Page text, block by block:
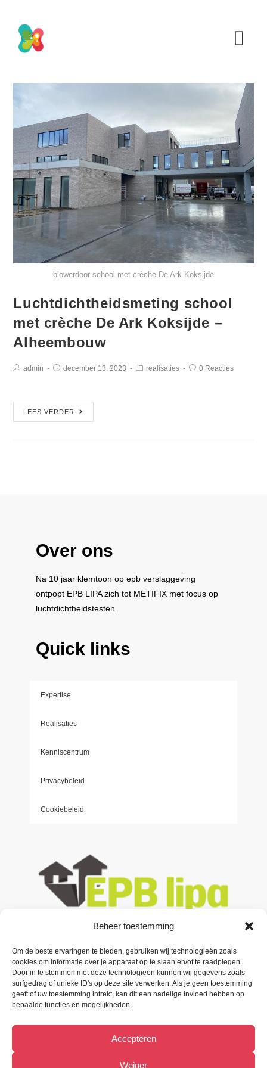
Beheer toestemming
Om de beste ervaringen te bieden, gebruiken wij technologieën zoals
cookies om informatie over je apparaat op te slaan en/of te raadplegen.
Door in te stemmen met deze technologieën kunnen wij gegevens zoals
surfgedrag of unieke ID's op deze site verwerken. Als je geen toestemming
geeft of uw toestemming intrekt, kan dit een nadelige invloed hebben op
bepaalde functies en mogelijkheden.
Accepteren
Weiger
blowerdoor school met crèche De Ark Koksijde
Luchtdichtheidsmeting school
met crèche De Ark Koksijde –
Alheembouw
admin december 13, 2023 realisaties 0 Reacties
LEES VERDER
Over ons
Na 10 jaar klemtoon op epb verslaggeving
ontpopt EPB LIPAzich tot METIFIX met focus op
luchtdichtheidstesten.
Quick links
Expertise
Realisaties
Kenniscentrum
Privacybeleid
Cookiebeleid
Contacteer ons
Oude Baan 3 B1,
9200 Oudegem (Dendermonde).
info@metiﬁx.be